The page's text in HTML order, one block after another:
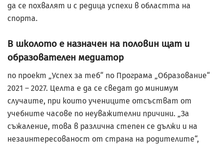
да се похвалят и с редица успехи в областта на
спорта.
В школото е назначен на половин щат и
образователен медиатор
по проект „Успех за теб“ по Програма „Образование“
2021 – 2027. Целта е да се сведат до минимум
случаите, при които учениците отсъстват от
учебните часове по неуважителни причини. „За
съжаление, това в различна степен се дължи и на
незаинтересованост от страна на родителите“,